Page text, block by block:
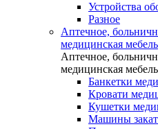
Устройства
Разное
Аптечное,
медицинская мебель
Аптечное,
медицинская мебель
Банкетки
Кровати
Кушетки
Машины